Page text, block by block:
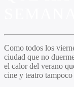
Como todos los
ciudad que no
el calor del verano
cine y teatro tampoco